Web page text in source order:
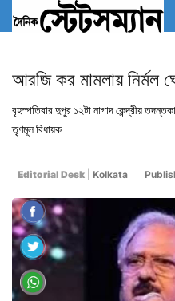
আরজি কর মামলায় নির্মল
বৃহস্পতিবার দুপুর ১২টা নাগাদ কেন্দ্রীয়
তৃণমূল বিধায়ক
Editorial Desk Kolkata